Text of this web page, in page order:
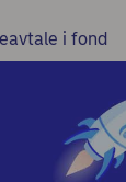
i fond